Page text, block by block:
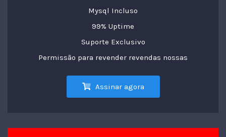
Mysql Incluso
99% Uptime
Suporte Exclusivo
Permissão para revender revendas nossas
Assinar agora